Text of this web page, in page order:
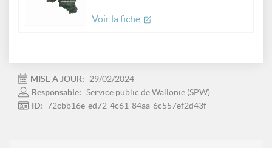
Voir la fiche
MISE À JOUR:
29/02/2024
Responsable: Service public de Wallonie (SPW)
ID:
72cbb16e-ed72-4c61-84aa-6c557ef2d43f